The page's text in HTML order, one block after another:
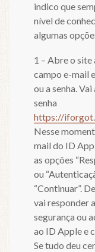
indico que
nível de
algumas
1 – Abre o
campo e-mail
ou a senha.
senha
https://
Nesse
mail do ID
as opções
ou
“Continuar”.
vai responder
segurança ou
ao ID Apple e
Se tudo deu